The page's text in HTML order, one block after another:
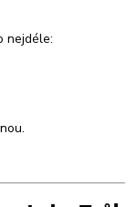
nejdéle: